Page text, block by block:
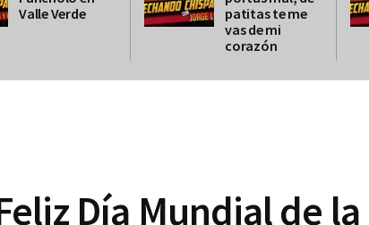
Valle Verde
patitas te me
vas de mi
corazón
Día Mundial de